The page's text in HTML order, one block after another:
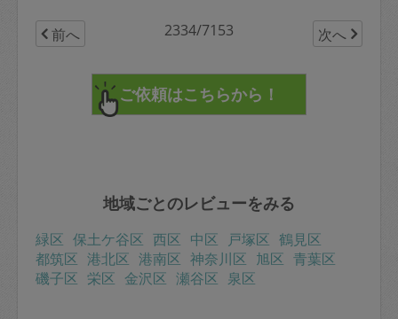
前へ 2334/7153 次へ
地域ごとのレビューをみる
緑区 保土ケ谷区 西区 中区 戸塚区 鶴見区
都筑区 港北区 港南区 神奈川区 旭区 青葉区
磯子区 栄区 金沢区 瀬谷区 泉区